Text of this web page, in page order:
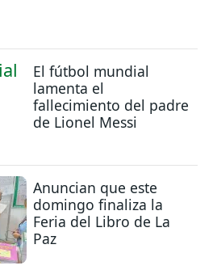
El fútbol mundial
lamenta el
fallecimiento del padre
de Lionel Messi
Anuncian que este
domingo finaliza la
Feria del Libro de La
Paz